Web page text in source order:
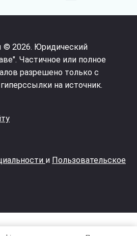
© 2026. Юридический
Частичное или полное
разрешено только с
на источник.
и Пользовательское